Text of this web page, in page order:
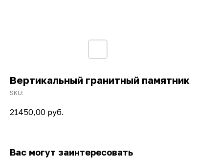
Вертикальный гранитный памятник
SKU:
21450,00 руб.
Вас могут заинтересовать